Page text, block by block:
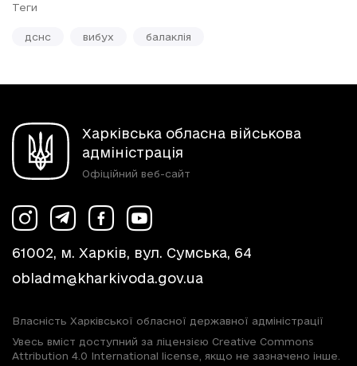
Теги
дснс вибух балаклія
Харківська обласна військова
адміністрація
Офіційний веб-сайт
61002, м. Харків, вул. Сумська, 64
obladm@kharkivoda.gov.ua
Власність Харківської обласної державної адміністрації
Увесь вміст доступний за ліцензією Creative Commons
Attribution 4.0 International license, якщо не зазначено інше.